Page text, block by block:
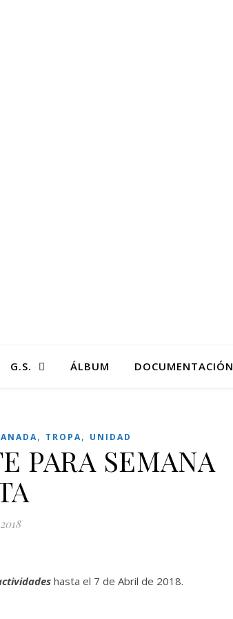
G.S. ÁLBUM DOCUMENTACIÓN
, TROPA, UNIDAD
PARA SEMANA
hasta el 7 de Abril de 2018.